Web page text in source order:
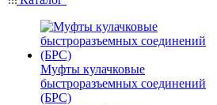
Муфты кулачковые
быстроразъемных соединений
(БРС)